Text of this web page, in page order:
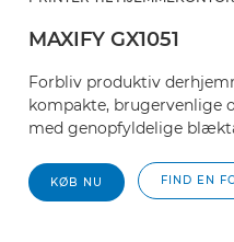
MAXIFY GX1051
Forbliv produktiv
kompakte, brugervenlige
med genopfyldelige
KØB NU FIND EN